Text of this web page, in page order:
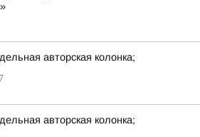
авторская колонка;
авторская колонка;